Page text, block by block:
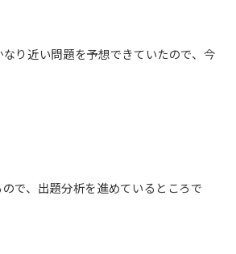
り近い問題を予想できていたので、今
で、出題分析を進めているところで